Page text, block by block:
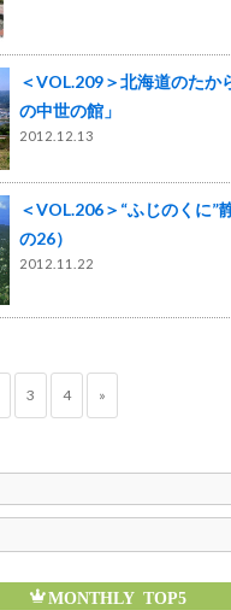
＜VOL.209＞北海道のたか
の中世の館」
2012.12.13
＜VOL.206＞“ふじのくに”
の26）
2012.11.22
3 4 »
MONTHLY TOP5